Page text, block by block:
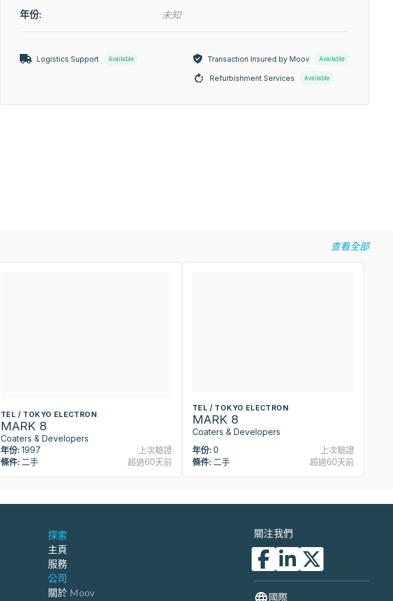
年份: 未知
Logistics Support Available Transaction Insured by Moov Available
Refurbishment Services Available
查看全部
TEL / TOKYO ELECTRON
MARK 8
Coaters & Developers
年份: 1997
條件: 二手
上次驗證
超過60天前
TEL / TOKYO ELECTRON
MARK 8
Coaters & Developers
年份: 0
條件: 二手
上次驗證
超過60天前
探索
主頁
服務
公司
關於 Moov
關注我們
國際